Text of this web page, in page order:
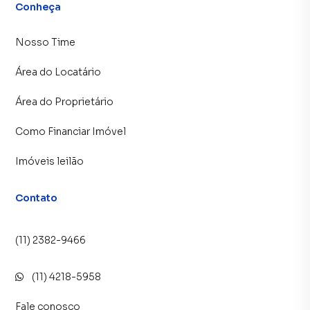
Conheça
Nosso Time
Área do Locatário
Área do Proprietário
Como Financiar Imóvel
Imóveis leilão
Contato
(11) 2382-9466
(11) 4218-5958
Fale conosco